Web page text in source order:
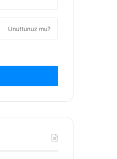
Unuttunuz mu?